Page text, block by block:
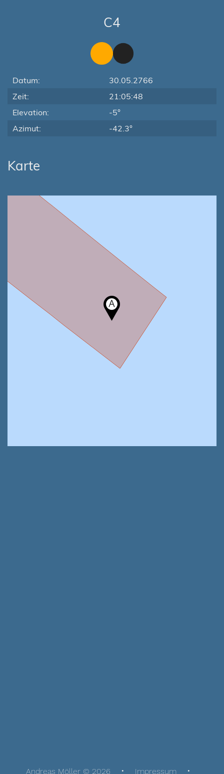
C4
Datum:
30.05.2766
Zeit:
21:05:48
Elevation:
-5°
Azimut:
-42.3°
Karte
Andreas Möller © 2026 Impressum